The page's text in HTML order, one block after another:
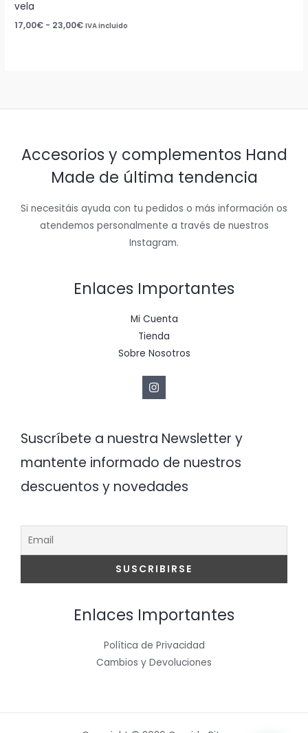
vela
17,00€ - 23,00€ IVA incluido
Accesorios y complementos Hand
Made de última tendencia
Si necesitáis ayuda con tu pedidos o más información os
atendemos personalmente a través de nuestros
Instagram.
Enlaces Importantes
Mi Cuenta
Tienda
Sobre Nosotros
Suscríbete a nuestra Newsletter y
mantente informado de nuestros
descuentos y novedades
Enlaces Importantes
Política de Privacidad
Cambios y Devoluciones